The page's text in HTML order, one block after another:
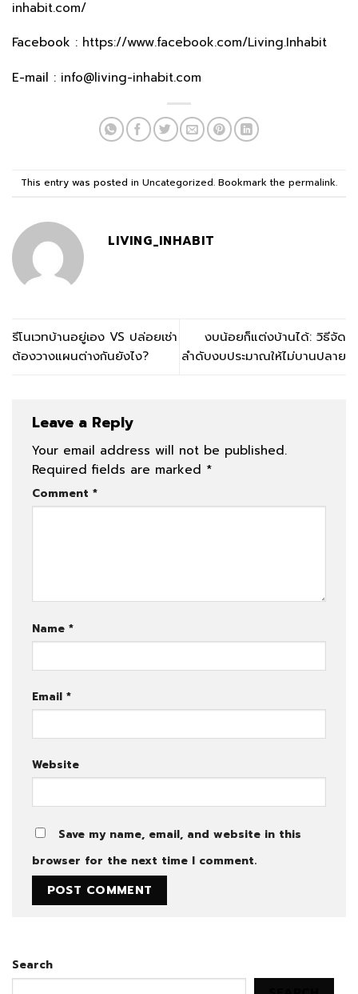
inhabit.com/
Facebook : https://www.facebook.com/Living.Inhabit
E-mail : info@living-inhabit.com
This entry was posted in Uncategorized. Bookmark the permalink.
LIVING_INHABIT
รีโนเวทบ้านอยู่เอง VS ปล่อยเช่า
ต้องวางแผนต่างกันยังไง?
งบน้อยก็แต่งบ้านได้: วิธีจัด
ลำดับงบประมาณให้ไม่บานปลาย
Leave a Reply
Your email address will not be published.
Required fields are marked *
Comment *
Name *
Email *
Website
Save my name, email, and website in this
browser for the next time I comment.
Search